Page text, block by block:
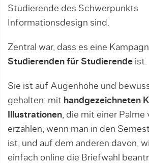
Studierende des Schwerpunkts
Informationsdesign sind.
Zentral war, dass es eine
Studierenden für Studierende ist.
Sie ist auf Augenhöhe und
gehalten: mit handgezeichneten
Illustrationen , die mit einer
erzählen, wenn man in den
ist, und auf dem anderen davon,
einfach online die Briefwahl